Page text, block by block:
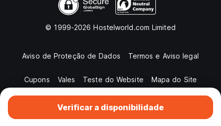
Verificar a disponibilidade
© 1999-2026 Hostelworld.com Limited
Aviso de Proteção de Dados Termos e Aviso legal
Cupons Vales Teste do Website Mapa do Site